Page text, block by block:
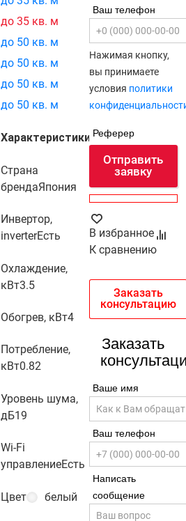
Ваш телефон
Нажимая кнопку,
вы принимаете
условия политики
Реферер
Отправить
заявку
В избранное
К сравнению
Заказать
консультацию
Заказать
Ваше имя
Ваш телефон
Написать
сообщение
до 35 кв. м
до 50 кв. м
до 50 кв. м
до 50 кв. м
до 50 кв. м
Характеристики
Страна
брендаЯпония
Инвертор,
inverterЕсть
Охлаждение,
кВт3.5
Обогрев, кВт4
Потребление,
кВт0.82
Уровень шума,
дБ19
Wi-Fi
управлениеЕсть
Цвет белый